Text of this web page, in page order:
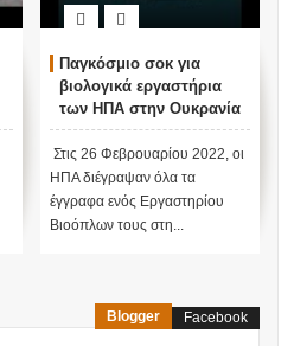
Παγκόσμιο σοκ για
βιολογικά εργαστήρια
των ΗΠΑ στην Ουκρανία
Στις 26 Φεβρουαρίου 2022, οι
ΗΠΑ διέγραψαν όλα τα
έγγραφα ενός Εργαστηρίου
Βιοόπλων τους στη...
Blogger Facebook